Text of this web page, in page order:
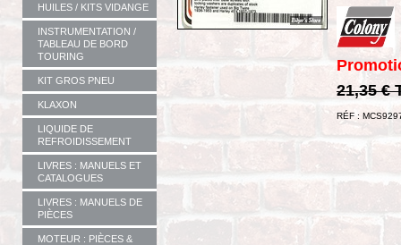
HUILES / KITS VIDANGE
INSTRUMENTATION /
TABLEAU DE BORD
TOURING
KIT GROS PNEU
KLAXON
LIQUIDE DE
REFROIDISSEMENT
LIVRES : MANUELS ET
CATALOGUES
LIVRES : MANUELS DE
PIÈCES
MOTEUR : PIÈCES &
21,35 €
RÉF :